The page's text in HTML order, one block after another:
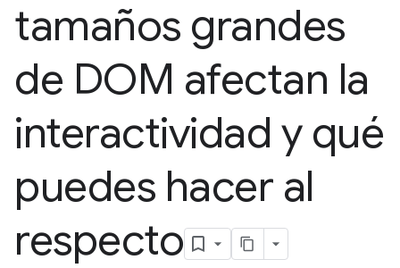
tamaños grandes
de DOM afectan la
interactividad y qué
puedes hacer al
respecto